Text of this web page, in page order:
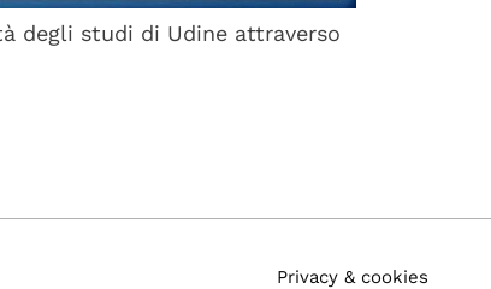
degli studi di Udine attraverso
Privacy & cookies